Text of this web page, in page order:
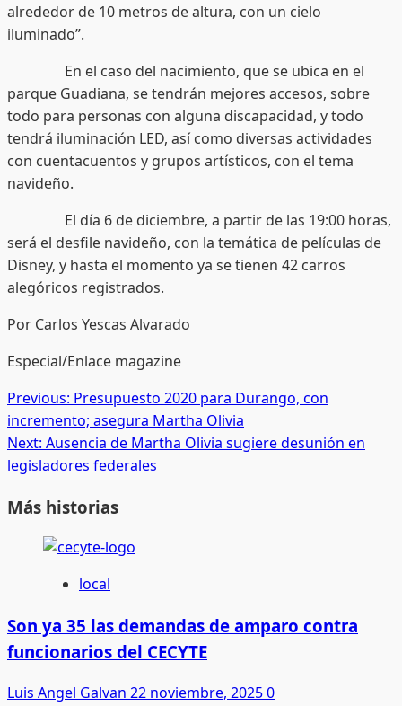
alrededor de 10 metros de altura, con un cielo
iluminado”.
En el caso del nacimiento, que se ubica en el
parque Guadiana, se tendrán mejores accesos, sobre
todo para personas con alguna discapacidad, y todo
tendrá iluminación LED, así como diversas actividades
con cuentacuentos y grupos artísticos, con el tema
navideño.
El día 6 de diciembre, a partir de las 19:00 horas,
será el desfile navideño, con la temática de películas de
Disney, y hasta el momento ya se tienen 42 carros
alegóricos registrados.
Por Carlos Yescas Alvarado
Especial/Enlace magazine
Post
navigation
Previous: Presupuesto 2020 para Durango, con
incremento; asegura Martha Olivia
Next: Ausencia de Martha Olivia sugiere desunión en
legisladores federales
Más historias
local
Son ya 35 las demandas de amparo contra
funcionarios del CECYTE
Luis Angel Galvan 22 noviembre, 20250